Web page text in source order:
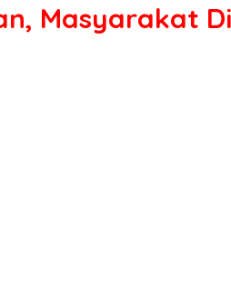
Masyarakat